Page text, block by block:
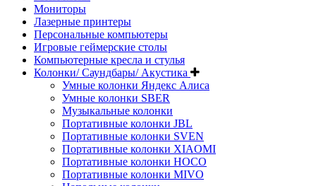
Мониторы
Лазерные принтеры
Персональные компьютеры
Игровые геймерские столы
Компьютерные кресла и стулья
Колонки/ Саундбары/ Акустика
Умные колонки Яндекс Алиса
Умные колонки SBER
Музыкальные колонки
Портативные колонки JBL
Портативные колонки SVEN
Портативные колонки XIAOMI
Портативные колонки HOCO
Портативные колонки MIVO